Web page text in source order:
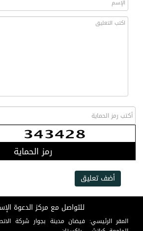
رمز الحماية
أضف تعليق
للتواصل مع مركز الدعوة
المقر الرئيسي: فيضان مدينة بجوار شركة